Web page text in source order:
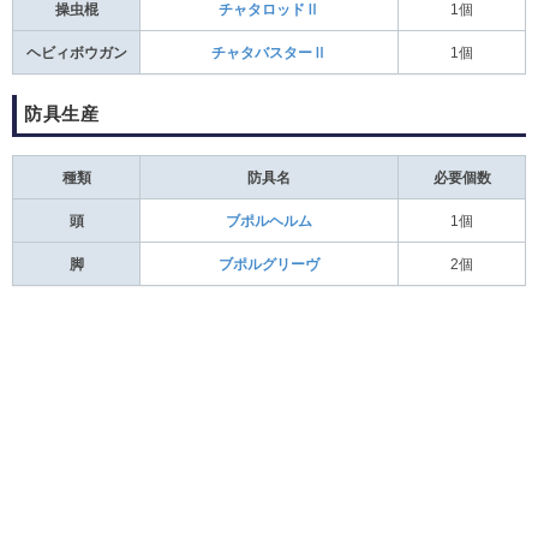
操虫棍 チャタロッドⅡ 1個
ヘビィボウガン チャタバスターⅡ 1個
防具生産
種類 防具名 必要個数
頭 ブポルヘルム 1個
脚 ブポルグリーヴ 2個